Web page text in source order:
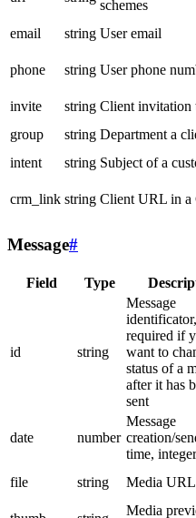
schemes
email
string User email
phone
string User phone
invite
string Client invitation
group
string Department a
intent
string Subject of a
crm_link string Client URL in a
Message#
Field Type
id string
Message
identificator,
required if
want to
status of a
after it has
sent
date number
Message
creation/
time, integer
file string Media URL
Media